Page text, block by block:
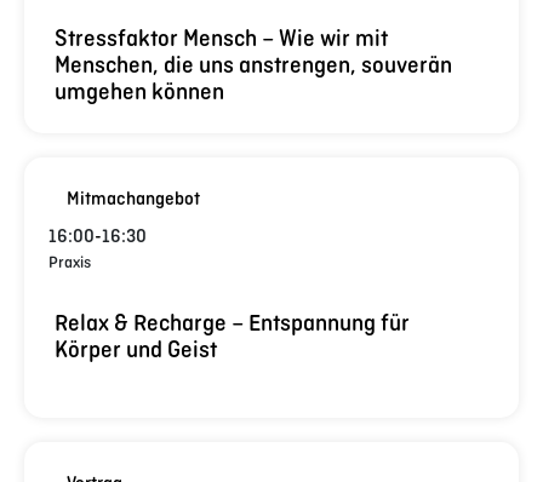
Stressfaktor Mensch – Wie wir mit
Menschen, die uns anstrengen, souverän
umgehen können
Mitmachangebot
16:00-16:30
Praxis
Relax & Recharge – Entspannung für
Körper und Geist